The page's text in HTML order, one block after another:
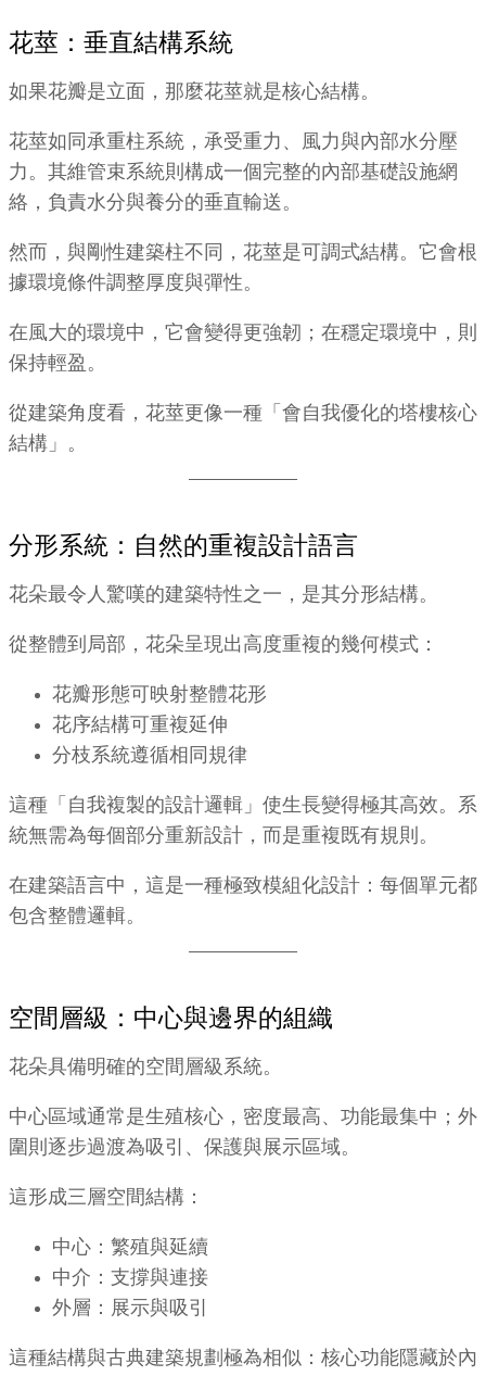
花莖：垂直結構系統
如果花瓣是立面，那麼花莖就是核心結構。
花莖如同承重柱系統，承受重力、風力與內部水分壓
力。其維管束系統則構成一個完整的內部基礎設施網
絡，負責水分與養分的垂直輸送。
然而，與剛性建築柱不同，花莖是可調式結構。它會根
據環境條件調整厚度與彈性。
在風大的環境中，它會變得更強韌；在穩定環境中，則
保持輕盈。
從建築角度看，花莖更像一種「會自我優化的塔樓核心
結構」。
分形系統：自然的重複設計語言
花朵最令人驚嘆的建築特性之一，是其分形結構。
從整體到局部，花朵呈現出高度重複的幾何模式：
花瓣形態可映射整體花形
花序結構可重複延伸
分枝系統遵循相同規律
這種「自我複製的設計邏輯」使生長變得極其高效。系
統無需為每個部分重新設計，而是重複既有規則。
在建築語言中，這是一種極致模組化設計：每個單元都
包含整體邏輯。
空間層級：中心與邊界的組織
花朵具備明確的空間層級系統。
中心區域通常是生殖核心，密度最高、功能最集中；外
圍則逐步過渡為吸引、保護與展示區域。
這形成三層空間結構：
中心：繁殖與延續
中介：支撐與連接
外層：展示與吸引
這種結構與古典建築規劃極為相似：核心功能隱藏於內